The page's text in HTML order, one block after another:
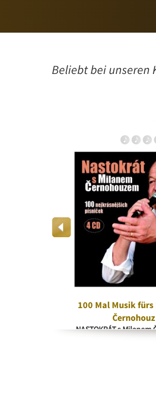
Beliebt bei unseren
100 Mal Musik
Černohouz
NASTOKRÁT s